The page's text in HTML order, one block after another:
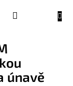
únavě